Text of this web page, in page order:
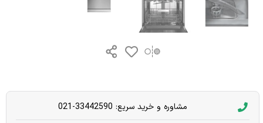
مشاوره و خرید سریع: 33442590-021